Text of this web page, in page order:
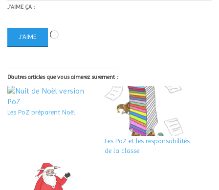
J’AIME ÇA :
J’AIME
D'autres articles que vous aimerez surement :
Les PoZ préparent Noël
Les PoZ et les responsabilités
de la classe